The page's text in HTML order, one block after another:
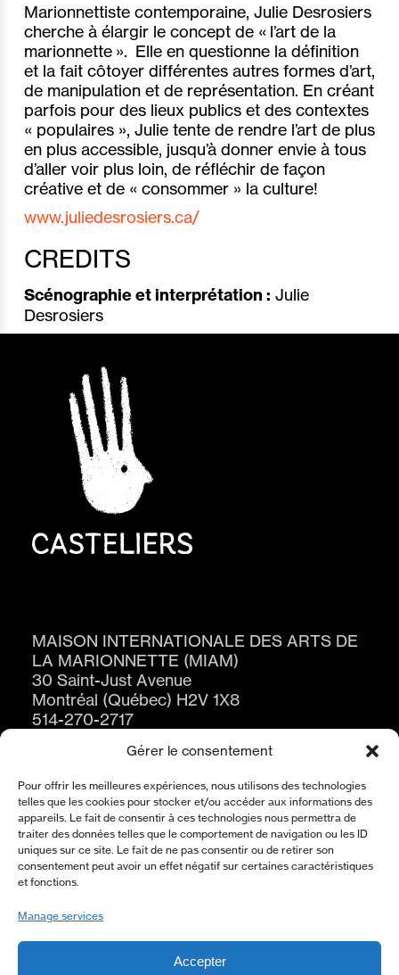
Gérer le consentement
Pour offrir les meilleures expériences, nous utilisons des technologies
telles que les cookies pour stocker et/ou accéder aux informations des
appareils. Le fait de consentir à ces technologies nous permettra de
traiter des données telles que le comportement de navigation ou les ID
uniques sur ce site. Le fait de ne pas consentir ou de retirer son
consentement peut avoir un effet négatif sur certaines caractéristiques
et fonctions.
Manage services
Accepter
Marionnettiste contemporaine, Julie Desrosiers
cherche à élargir le concept de « l’art de la
marionnette ». Elle en questionne la définition
et la fait côtoyer différentes autres formes d’art,
de manipulation et de représentation. En créant
parfois pour des lieux publics et des contextes
« populaires », Julie tente de rendre l’art de plus
en plus accessible, jusqu’à donner envie à tous
d’aller voir plus loin, de réfléchir de façon
créative et de « consommer » la culture!
www.juliedesrosiers.ca/
CREDITS
Scénographie et interprétation : Julie
Desrosiers
MAISON INTERNATIONALE DES ARTS DE
LA MARIONNETTE (MIAM)
30 Saint-Just Avenue
Montréal (Québec) H2V 1X8
514-270-2717
SUBSCRIBE TO THE NEWSLETTER
SUBSCRIBE